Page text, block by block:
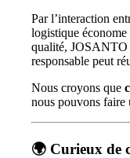
Par l’interaction
logistique économe
qualité, JOSANTO
responsable peut
Nous croyons que
nous pouvons faire
🌍 Curieux de